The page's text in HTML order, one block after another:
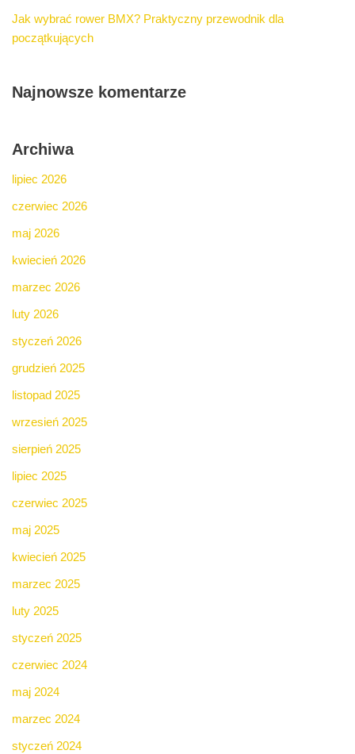
Jak wybrać rower BMX? Praktyczny przewodnik dla
początkujących
Najnowsze komentarze
Archiwa
lipiec 2026
czerwiec 2026
maj 2026
kwiecień 2026
marzec 2026
luty 2026
styczeń 2026
grudzień 2025
listopad 2025
wrzesień 2025
sierpień 2025
lipiec 2025
czerwiec 2025
maj 2025
kwiecień 2025
marzec 2025
luty 2025
styczeń 2025
czerwiec 2024
maj 2024
marzec 2024
styczeń 2024